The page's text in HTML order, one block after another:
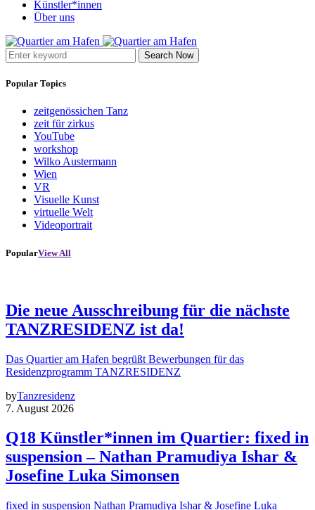
Künstler*innen
Über uns
Search Now
Popular Topics
zeitgenössichen Tanz
zeit für zirkus
YouTube
workshop
Wilko Austermann
Wien
VR
Visuelle Kunst
virtuelle Welt
Videoportrait
PopularView All
Die neue Ausschreibung für die nächste
TANZRESIDENZ ist da!
Das Quartier am Hafen begrüßt Bewerbungen für das
Residenzprogramm TANZRESIDENZ
byTanzresidenz
7. August 2026
Q18 Künstler*innen im Quartier: fixed in
suspension – Nathan Pramudiya Ishar &
Josefine Luka Simonsen
fixed in suspension Nathan Pramudiya Ishar & Josefine Luka